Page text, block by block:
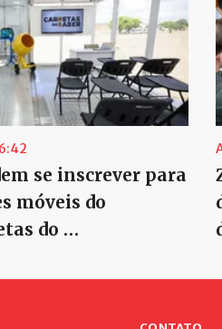
se inscrever para
móveis do
do …